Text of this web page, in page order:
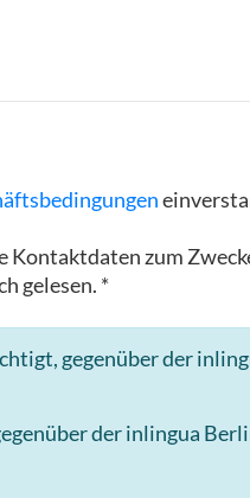
Kontaktdaten zum
gelesen. *
gegenüber der
der inlingua